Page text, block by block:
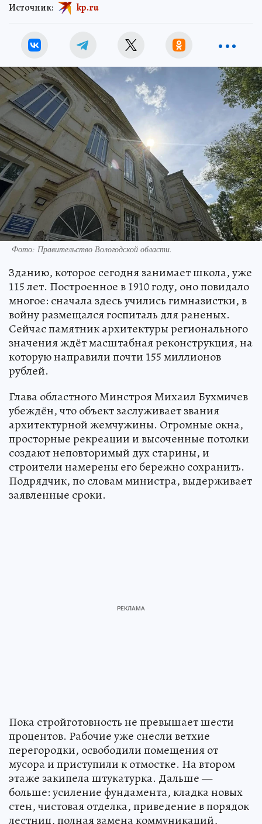
Источник: kp.ru
Фото: Правительство Вологодской области.
Зданию, которое сегодня занимает школа, уже
115 лет. Построенное в 1910 году, оно повидало
многое: сначала здесь учились гимназистки, в
войну размещался госпиталь для раненых.
Сейчас памятник архитектуры регионального
значения ждёт масштабная реконструкция, на
которую направили почти 155 миллионов
рублей.
Глава областного Минстроя Михаил Бухмичев
убеждён, что объект заслуживает звания
архитектурной жемчужины. Огромные окна,
просторные рекреации и высоченные потолки
создают неповторимый дух старины, и
строители намерены его бережно сохранить.
Подрядчик, по словам министра, выдерживает
заявленные сроки.
Пока стройготовность не превышает шести
процентов. Рабочие уже снесли ветхие
перегородки, освободили помещения от
мусора и приступили к отмостке. На втором
этаже закипела штукатурка. Дальше —
больше: усиление фундамента, кладка новых
стен, чистовая отделка, приведение в порядок
лестниц, полная замена коммуникаций,